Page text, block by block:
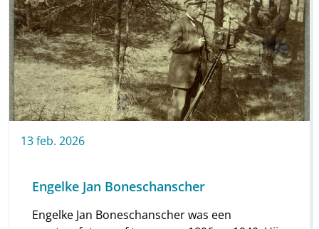
13feb. 2026
Engelke Jan Boneschanscher
Engelke Jan Boneschanscher was een